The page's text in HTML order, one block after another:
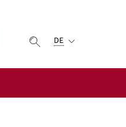
Suche einblenden
DE